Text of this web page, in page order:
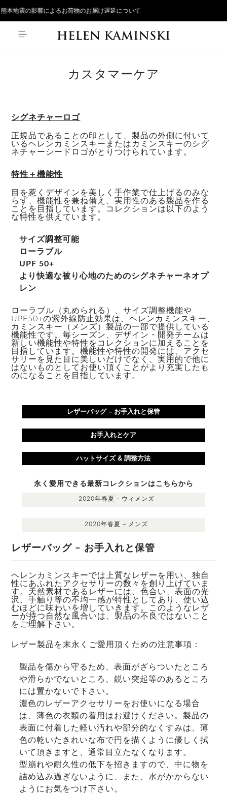
震の影響によるお荷物のお届け遅延について
カスタマーケア
シグネチャーロゴ
正規品であることの印として、製品の外側に付いて
いるヘレンカミンスキーまたはカミンスキーのシグ
ネチャーシードロゴがとりつけられています。
特性＋機能性
目を惹くデザインを美しく手作業で仕上げるのみな
らず、機能性を兼ね備え、実用性のある製品を作る
ことを目指しています。コレクションは以下のよう
な特性を供えています。
サイズ調整可能
ローラブル
UPF 50+
より快適な被り心地のためのシグネチャーネオプ
レン
ローラブル（丸められる）、サイズ調整機能や
UPF50+の紫外線防止効果は、ヘレンカミンスキー、
カミンスキー（メンズ）製品の一部で提供している
機能性です。毎シーズン、デザイン・開発チームは
新しい機能性や特性をコレクションに加えることを
目指しています。機能性や特性の開発には、アクセ
サリーを見た目に美しいだけでなく、実用的で他に
はないものとしてお使い頂くことがより充実したも
のになることを目指しています。
レザーバッグ – お手入れと保管
お手入れとケア
ハットサイズ & 調整方法
永く愛用できる最新コレクションはこちらから
2020年春夏 - ウィメンズ
2020年春夏 – メンズ
レザーバッグ – お手入れと保管
ヘレンカミンスキーでは上質なレザーを用い、独自
性にあふれたアクセサリーの数々を創り上げていま
す。天然素材であるレザーには、色合い、表面の光
沢、手触り等の不均一感が特性としてあり、使い込
むほどに味わいを増していきます。このようなレザ
ーが持つ自然な風合いは、製品の不良ではないこと
をご理解下さい。
レザー製品を末永くご愛用頂くための注意事項：
製品を傷から守るため、表面がざらついたところ
や滑らかでないところ、鋭い突起等のあるところ
には置かないで下さい。
濃色のレザーアクセサリーをお使いになる場合
は、薄色の衣類の着用はお避けください。製品の
表面に付着した軽い汚れや部分的なくすみは、薄
色の乾いたきれいな布で円を描くように優しく拭
いて頂きますと、通常目立たなくなります。
型崩れや耐久性の低下を招きますので、中に物を
詰め込み過ぎないように、また、水がかからない
ようにお気をつけ下さい。